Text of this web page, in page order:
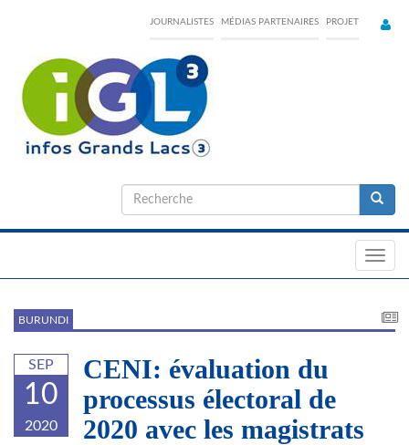
content
JOURNALISTES MÉDIAS PARTENAIRES PROJET
Formulaire
de
BURUNDI
SEP
10
2020
CENI: évaluation du
processus électoral de
2020 avec les magistrats